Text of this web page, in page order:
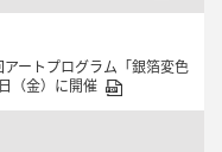
ートプログラム「銀箔変色
（金）に開催